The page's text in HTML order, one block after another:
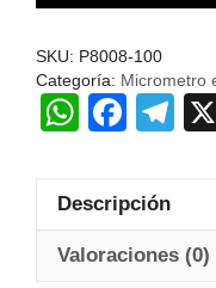
SKU: P8008-100
Categoría: Micrometro
W
at
s
A
F
c
e
b
T
gr
a
Descripción
Valoraciones (0)